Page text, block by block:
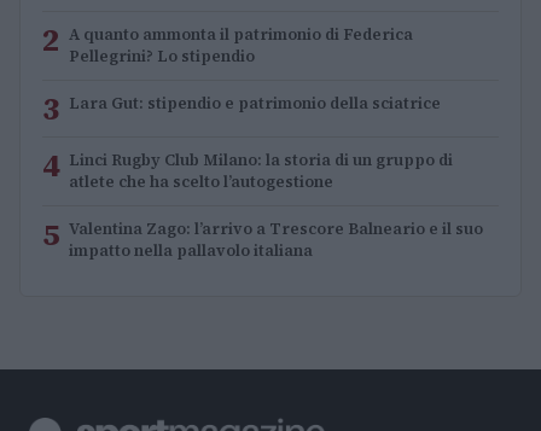
2 A quanto ammonta il patrimonio di Federica
Pellegrini? Lo stipendio
3 Lara Gut: stipendio e patrimonio della sciatrice
4 Linci Rugby Club Milano: la storia di un gruppo di
atlete che ha scelto l’autogestione
5 Valentina Zago: l’arrivo a Trescore Balneario e il suo
impatto nella pallavolo italiana